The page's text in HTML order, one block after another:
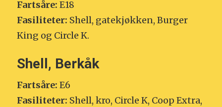
Fartsåre: E18
Fasiliteter: Shell, gatekjøkken, Burger
King og Circle K.
Shell, Berkåk
Fartsåre: E6
Fasiliteter: Shell, kro, Circle K, Coop Extra,